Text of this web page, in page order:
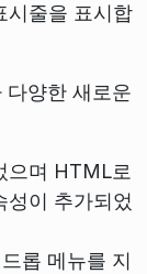
시줄을 표시합
다양한 새로운
으며 HTML로
성이 추가되었
롭 메뉴를 지